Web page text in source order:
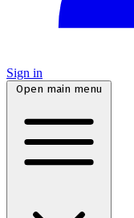
Sign in
Open main menu